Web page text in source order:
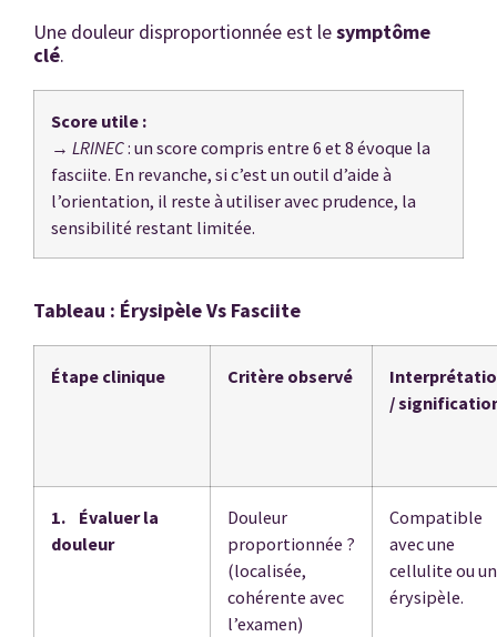
Une douleur disproportionnée est lesymptôme
clé.
Score utile :
→ LRINEC: un score compris entre 6 et 8 évoque la
fasciite. En revanche, si c’est un outil d’aide à
l’orientation, il reste à utiliser avec prudence, la
sensibilité restant limitée.
Tableau : Érysipèle Vs Fasciite
Étape clinique Critère observé
/
1. Évaluer la
douleur
Douleur
proportionnée ?
(localisée,
cohérente avec
l’examen)
Compatible
avec une
cellulite ou un
érysipèle.